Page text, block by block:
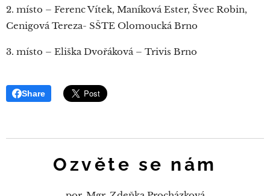
2. místo – Ferenc Vítek, Maníková Ester, Švec Robin,
Cenigová Tereza- SŠTE Olomoucká Brno
3. místo – Eliška Dvořáková – Trivis Brno
Share
Ozvěte se nám